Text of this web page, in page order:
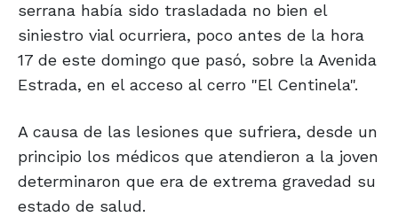
serrana había sido trasladada no bien el
siniestro vial ocurriera, poco antes de la hora
17 de este domingo que pasó, sobre la Avenida
Estrada, en el acceso al cerro "El Centinela".
A causa de las lesiones que sufriera, desde un
principio los médicos que atendieron a la joven
determinaron que era de extrema gravedad su
estado de salud.